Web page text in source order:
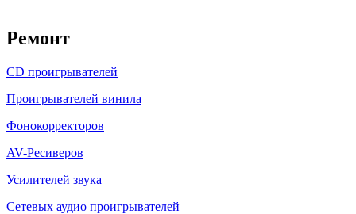
Ремонт
CD проигрывателей
Проигрывателей винила
Фонокорректоров
AV-Ресиверов
Усилителей звука
Сетевых аудио проигрывателей